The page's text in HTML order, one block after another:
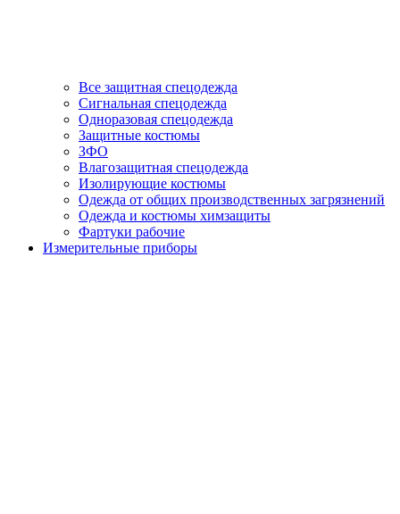
Все защитная спецодежда
Сигнальная спецодежда
Одноразовая спецодежда
Защитные костюмы
ЗФО
Влагозащитная спецодежда
Изолирующие костюмы
Одежда от общих производственных загрязнений
Одежда и костюмы химзащиты
Фартуки рабочие
Измерительные приборы